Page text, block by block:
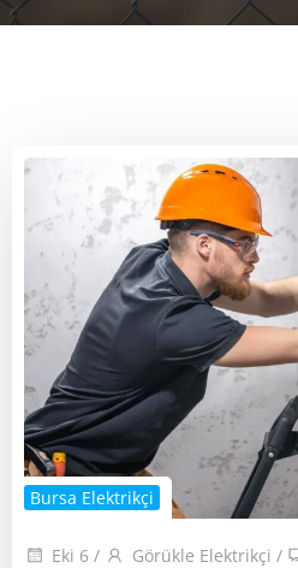
Bursa Elektrikçi
Eki 6 / Görükle Elektrikçi /